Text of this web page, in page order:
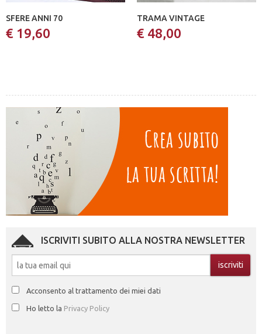
SFERE ANNI 70
€ 19,60
TRAMA VINTAGE
€ 48,00
ISCRIVITI SUBITO ALLA NOSTRA NEWSLETTER
Acconsento al trattamento dei miei dati
Ho letto la Privacy Policy